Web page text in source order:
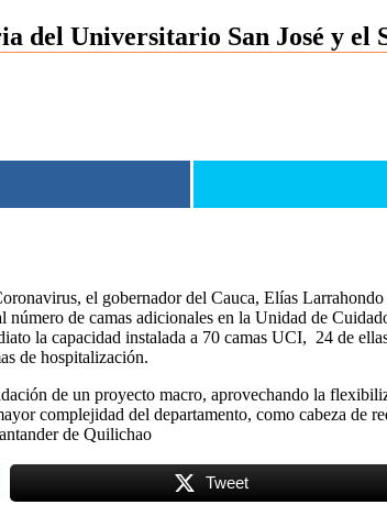
del Universitario San José y el
el gobernador del Cauca, Elías
de camas adicionales en la Unidad de
la capacidad instalada a 70 camas UCI, 24 de
de hospitalización.
de un proyecto macro, aprovechando la
complejidad del departamento, como cabeza de
de Quilichao
Tweet